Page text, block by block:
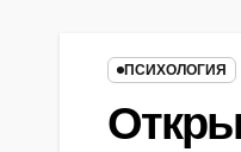
ПСИХОЛОГИЯ